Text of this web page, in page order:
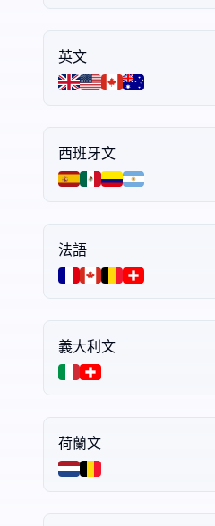
英文
西班牙文
法語
義大利文
荷蘭文